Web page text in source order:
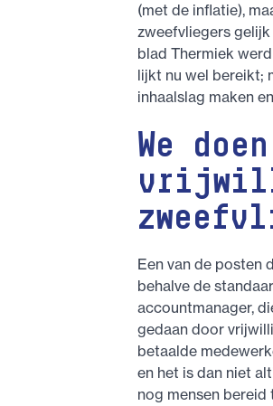
(met de inflatie),
zweefvliegers gelijk
blad Thermiek
lijkt nu wel bereikt;
inhaalslag maken
We
Een van de posten
behalve de
accountmanager,
gedaan door
betaalde
en het is dan niet
nog mensen bereid